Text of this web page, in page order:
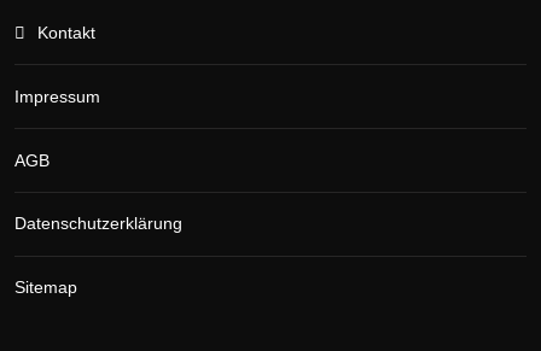
Kontakt
Impressum
AGB
Datenschutzerklärung
Sitemap